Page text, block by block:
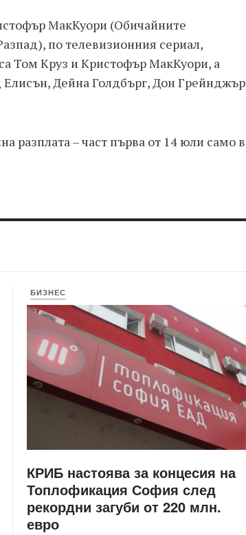
МакКуори (Обичайните
по телевизионния сериал,
Том Круз и Кристофър МакКуори, а
Дейна Голдбърг, Дон Грейнджър
– част първа от 14 юли само в
БИЗНЕС
КРИБ настоява за концесия на
Топлофикация София след
рекордни загуби от 220 млн.
евро